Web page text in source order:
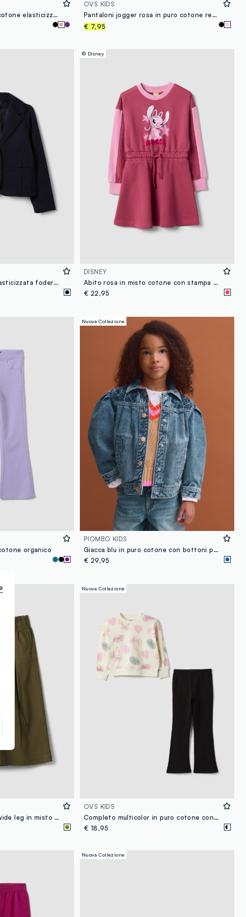
Pantaloni flare rosa in cotone elasticizzato con fantasia stelle per bambina
OVS KIDS
Pantaloni jogger rosa in puro cotone regular fit per bambina
€ 7,95
Giacca blu in viscosa elasticizzata foderata per bambina
© Disney
DISNEY
Abito rosa in misto cotone con stampa Lilo & Stitch per bambina
€ 22,95
organico
Nuova Collezione
PIOMBO KIDS
Giacca blu in puro cotone con bottoni per bambina
€ 29,95
Pantaloni jogger verdi wide leg in misto cotone e lyocell per bambina
Nuova Collezione
OVS KIDS
Completo multicolor in puro cotone con felpa e stampa cagnolini per bambina
€ 18,95
Nuova Collezione